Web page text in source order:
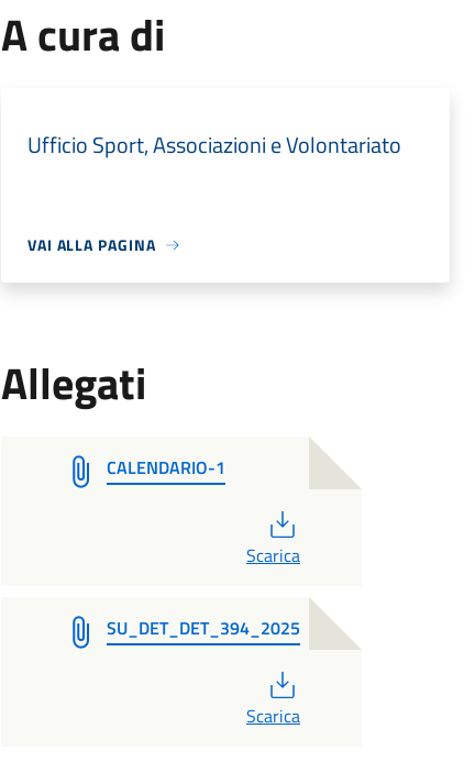
A cura di
Ufficio Sport, Associazioni e Volontariato
VAI ALLA PAGINA
Allegati
CALENDARIO-1
Scarica
SU_DET_DET_394_2025
Scarica